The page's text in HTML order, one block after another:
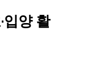
입양 활